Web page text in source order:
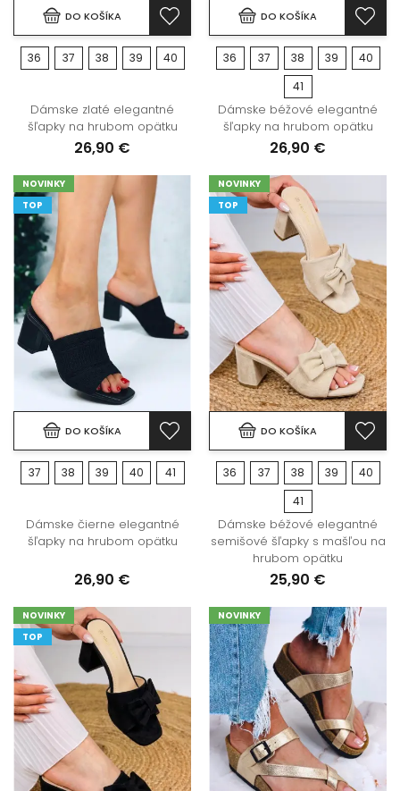
DO KOŠÍKA
36 37 38 39 40
Dámske zlaté elegantné
šľapky na hrubom opätku
26,90 €
DO KOŠÍKA
36 37 38 39
40
41
Dámske béžové elegantné
šľapky na hrubom opätku
26,90 €
NOVINKY
TOP
DO KOŠÍKA
37 38 39 40 41
Dámske čierne elegantné
šľapky na hrubom opätku
26,90 €
NOVINKY
TOP
DO KOŠÍKA
36 37 38 39
40
41
Dámske béžové elegantné
semišové šľapky s mašľou na
hrubom opätku
25,90 €
NOVINKY
TOP
NOVINKY